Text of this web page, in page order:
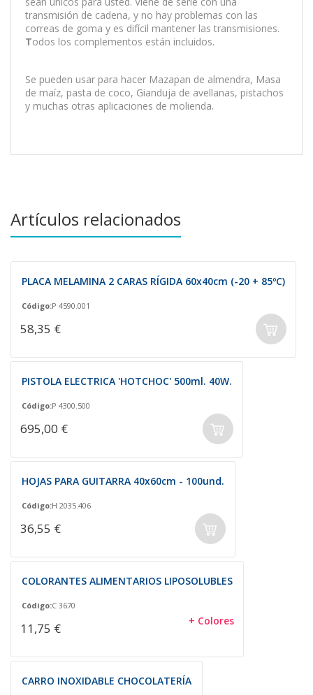
transmisión de cadena, y no hay problemas con las
correas de goma y es difícil mantener las transmisiones.
Todos los complementos están incluidos.
Se pueden usar para hacer Mazapan de almendra, Masa
de maíz, pasta de coco, Gianduja de avellanas, pistachos
y muchas otras aplicaciones de molienda.
Artículos relacionados
PLACA MELAMINA 2 CARAS RÍGIDA 60x40cm (-20 + 85ºC)
Código:P 4590.001
58,35 €
PISTOLA ELECTRICA 'HOTCHOC' 500ml. 40W.
Código:P 4300.500
695,00 €
HOJAS PARA GUITARRA 40x60cm - 100und.
Código:H 2035.406
36,55 €
COLORANTES ALIMENTARIOS LIPOSOLUBLES
Código:C 3670
11,75 € + Colores
CARRO INOXIDABLE CHOCOLATERÍA